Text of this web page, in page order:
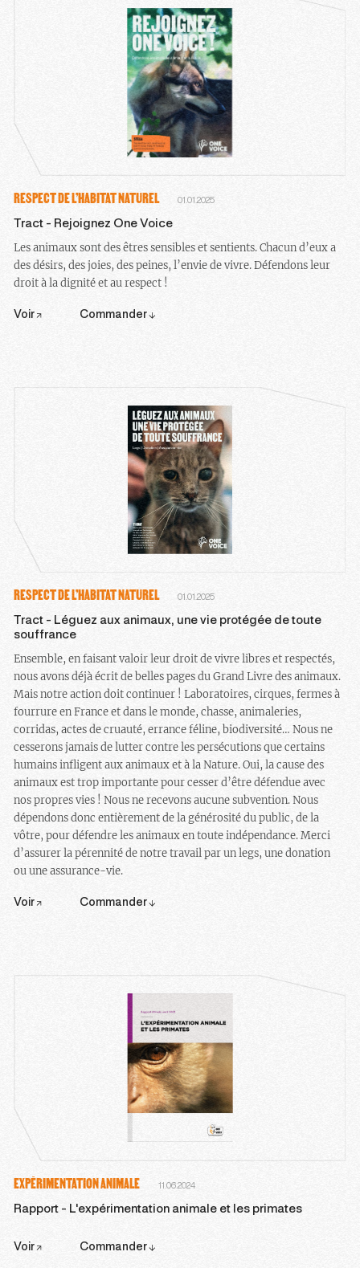
RESPECT DE L’HABITAT NATUREL 01.01.2025
Tract - Rejoignez One Voice
Les animaux sont des êtres sensibles et sentients. Chacun d’eux a
des désirs, des joies, des peines, l’envie de vivre. Défendons leur
droit à la dignité et au respect !
Voir Commander
RESPECT DE L’HABITAT NATUREL 01.01.2025
Tract - Léguez aux animaux, une vie protégée de toute
souffrance
Ensemble, en faisant valoir leur droit de vivre libres et respectés,
nous avons déjà écrit de belles pages du Grand Livre des animaux.
Mais notre action doit continuer ! Laboratoires, cirques, fermes à
fourrure en France et dans le monde, chasse, animaleries,
corridas, actes de cruauté, errance féline, biodiversité… Nous ne
cesserons jamais de lutter contre les persécutions que certains
humains infligent aux animaux et à la Nature. Oui, la cause des
animaux est trop importante pour cesser d’être défendue avec
nos propres vies ! Nous ne recevons aucune subvention. Nous
dépendons donc entièrement de la générosité du public, de la
vôtre, pour défendre les animaux en toute indépendance. Merci
d’assurer la pérennité de notre travail par un legs, une donation
ou une assurance-vie.
Voir Commander
EXPÉRIMENTATION ANIMALE 11.06.2024
Rapport - L'expérimentation animale et les primates
Voir Commander